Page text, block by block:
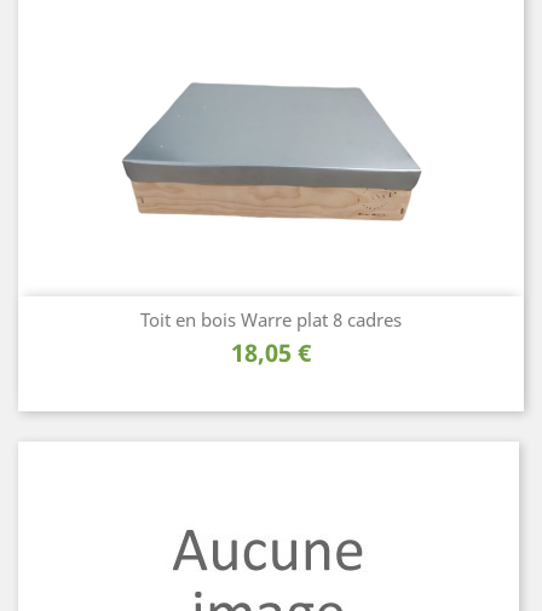
Toit en bois Warre plat 8 cadres
Prix
18,05 €